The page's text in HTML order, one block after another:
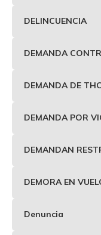
DELINCUENCIA
DEMANDA
DEMANDA DE
DEMANDA POR
DEMANDAN
DEMORA EN
Denuncia